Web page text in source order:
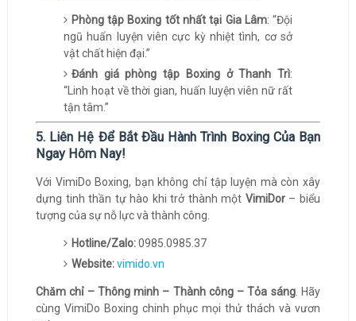
Phòng tập Boxing tốt nhất tại Gia Lâm: “Đội
ngũ huấn luyện viên cực kỳ nhiệt tình, cơ sở
vật chất hiện đại.”
Đánh giá phòng tập Boxing ở Thanh Trì:
“Linh hoạt về thời gian, huấn luyện viên nữ rất
tận tâm.”
5. Liên Hệ Để Bắt Đầu Hành Trình Boxing Của Bạn
Ngay Hôm Nay!
Với VimiDo Boxing, bạn không chỉ tập luyện mà còn xây
dựng tinh thần tự hào khi trở thành một VimiDor– biểu
tượng của sự nỗ lực và thành công.
Hotline/Zalo:0985.0985.37
Website:vimido.vn
Chăm chỉ – Thông minh – Thành công – Tỏa sáng. Hãy
cùng VimiDo Boxing chinh phục mọi thử thách và vươn